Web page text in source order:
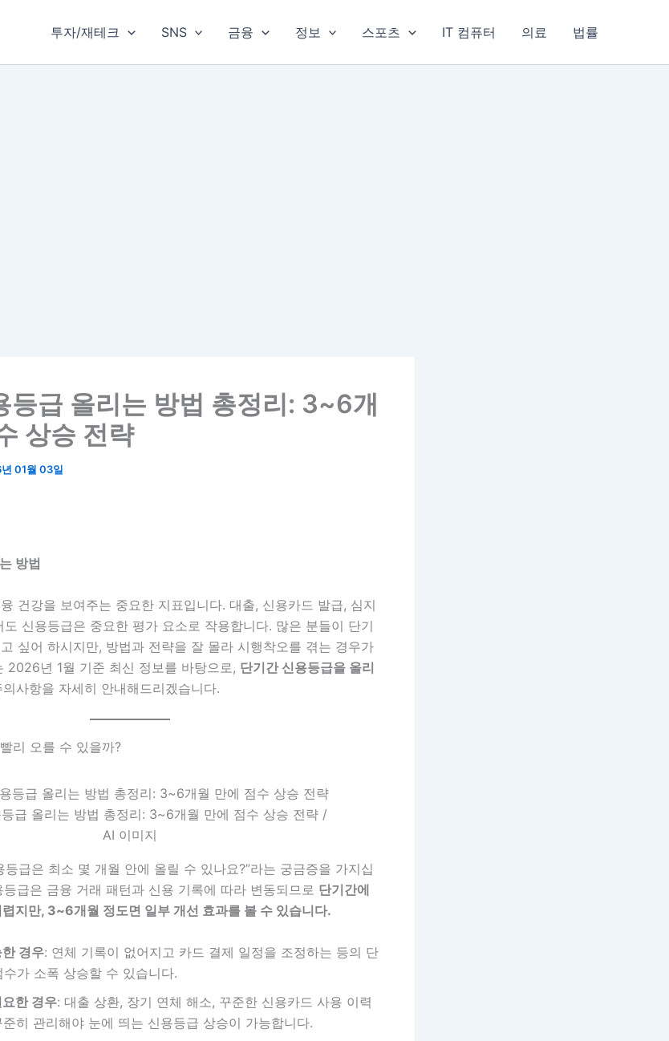
투자/재테크 SNS 금융 정보 스포츠 IT 컴퓨터 의료 법률
등급 올리는 방법 총정리: 3~6개
상승 전략
01월 03일
방법
건강을 보여주는 중요한 지표입니다. 대출, 신용카드 발급, 심지
신용등급은 중요한 평가 요소로 작용합니다. 많은 분들이 단기
싶어 하시지만, 방법과 전략을 잘 몰라 시행착오를 겪는 경우가
2026년 1월 기준 최신 정보를 바탕으로, 단기간 신용등급을 올리
의사항을 자세히 안내해드리겠습니다.
리 오를 수 있을까?
급 올리는 방법 총정리: 3~6개월 만에 점수 상승 전략 /
AI 이미지
등급은 최소 몇 개월 안에 올릴 수 있나요?”라는 궁금증을 가지십
급은 금융 거래 패턴과 신용 기록에 따라 변동되므로 단기간에
지만, 3~6개월 정도면 일부 개선 효과를 볼 수 있습니다.
경우: 연체 기록이 없어지고 카드 결제 일정을 조정하는 등의 단
가 소폭 상승할 수 있습니다.
한 경우: 대출 상환, 장기 연체 해소, 꾸준한 신용카드 사용 이력
히 관리해야 눈에 띄는 신용등급 상승이 가능합니다.